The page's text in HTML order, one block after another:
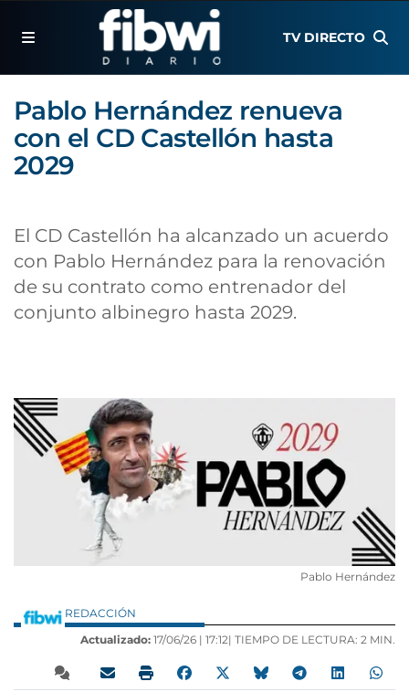
TV DIRECTO
Pablo Hernández renueva
con el CD Castellón hasta
2029
El CD Castellón ha alcanzado un acuerdo
con Pablo Hernández para la renovación
de su contrato como entrenador del
conjunto albinegro hasta 2029.
Pablo Hernández
REDACCIÓN
Actualizado: 17/06/26 | 17:12| TIEMPO DE LECTURA: 2 MIN.